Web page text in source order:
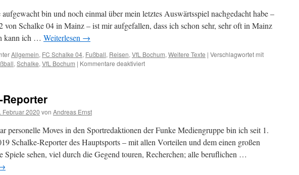
bin und noch einmal über mein letztes Auswärtsspiel nachgedacht habe –
von Schalke 04 in Mainz – ist mir aufgefallen, dass ich schon sehr, sehr oft in Mainz
kann ich … Weiterlesen →
Allgemein, FC Schalke 04, Fußball, Reisen, VfL Bochum, Weitere Texte | Verschlagwortet mit
, Schalke, VfL Bochum | Kommentare deaktiviert
Nordrhein-
Westfalens
Februar 2020 von Andreas Ernst
personelle Moves in den Sportredaktionen der Funke Mediengruppe bin ich seit 1.
Schalke-Reporter des Hauptsports – mit allen Vorteilen und dem einen großen
Spiele sehen, viel durch die Gegend touren, Recherchen; alle beruflichen …